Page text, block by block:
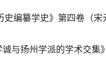
史编纂学史》第四卷（
诚与扬州学派的学术交集